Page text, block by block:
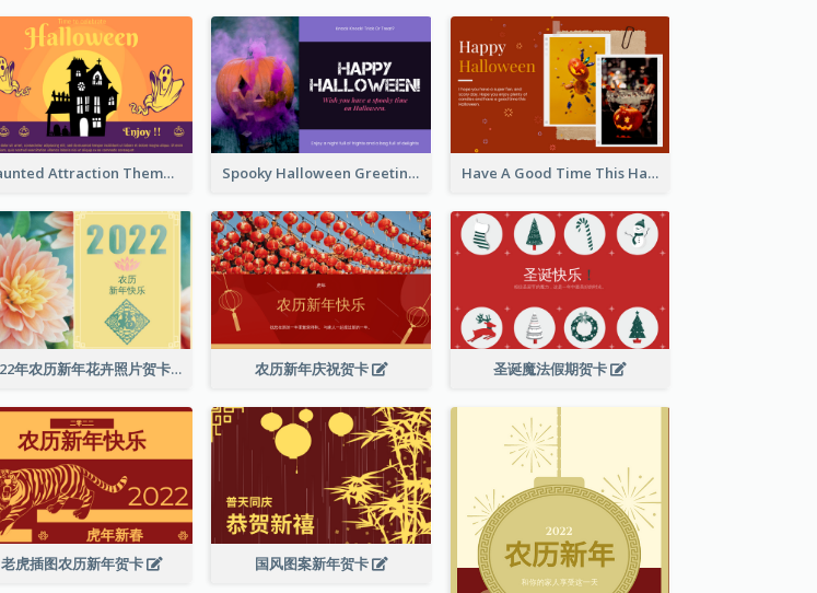
Haunted Attraction Themed Halloween Card Spooky Halloween Greeting Card Have A Good Time This Halloween Greeting Card
2022年农历新年花卉照片贺卡 农历新年庆祝贺卡 圣诞魔法假期贺卡
老虎插图农历新年贺卡 国风图案新年贺卡